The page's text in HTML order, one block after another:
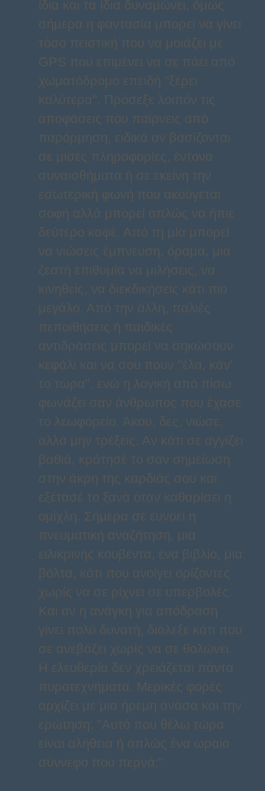
ίδια και τα ίδια δυναμώνει, όμως
σήμερα η φαντασία μπορεί να γίνει
τόσο πειστική που να μοιάζει με
GPS που επιμένει να σε πάει από
χωματόδρομο επειδή "ξέρει
καλύτερα". Πρόσεξε λοιπόν τις
αποφάσεις που παίρνεις από
παρόρμηση, ειδικά αν βασίζονται
σε μισές πληροφορίες, έντονα
συναισθήματα ή σε εκείνη την
εσωτερική φωνή που ακούγεται
σοφή αλλά μπορεί απλώς να ήπιε
δεύτερο καφέ. Από τη μία μπορεί
να νιώσεις έμπνευση, όραμα, μια
ζεστή επιθυμία να μιλήσεις, να
κινηθείς, να διεκδικήσεις κάτι πιο
μεγάλο. Από την άλλη, παλιές
πεποιθήσεις ή παιδικές
αντιδράσεις μπορεί να σηκώσουν
κεφάλι και να σου πουν "έλα, κάν'
το τώρα", ενώ η λογική από πίσω
φωνάζει σαν άνθρωπος που έχασε
το λεωφορείο. Άκου, δες, νιώσε,
αλλά μην τρέξεις. Αν κάτι σε αγγίζει
βαθιά, κράτησέ το σαν σημείωση
στην άκρη της καρδιάς σου και
εξέτασέ το ξανά όταν καθαρίσει η
ομίχλη. Σήμερα σε ευνοεί η
πνευματική αναζήτηση, μια
ειλικρινής κουβέντα, ένα βιβλίο, μια
βόλτα, κάτι που ανοίγει ορίζοντες
χωρίς να σε ρίχνει σε υπερβολές.
Και αν η ανάγκη για απόδραση
γίνει πολύ δυνατή, διάλεξε κάτι που
σε ανεβάζει χωρίς να σε θολώνει.
Η ελευθερία δεν χρειάζεται πάντα
πυροτεχνήματα. Μερικές φορές
αρχίζει με μια ήρεμη ανάσα και την
ερώτηση: "Αυτό που θέλω τώρα
είναι αλήθεια ή απλώς ένα ωραίο
σύννεφο που περνά;"